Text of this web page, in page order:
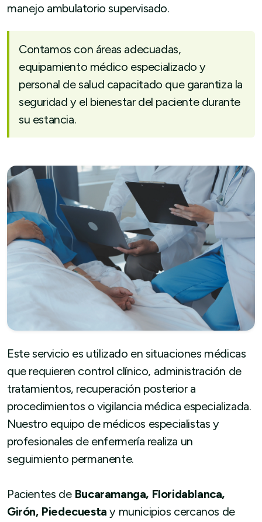
manejo ambulatorio supervisado.
Contamos con áreas adecuadas,
equipamiento médico especializado y
personal de salud capacitado que garantiza la
seguridad y el bienestar del paciente durante
su estancia.
Este servicio es utilizado en situaciones médicas
que requieren control clínico, administración de
tratamientos, recuperación posterior a
procedimientos o vigilancia médica especializada.
Nuestro equipo de médicos especialistas y
profesionales de enfermería realiza un
seguimiento permanente.
Pacientes de Bucaramanga, Floridablanca,
Girón, Piedecuesta y municipios cercanos de